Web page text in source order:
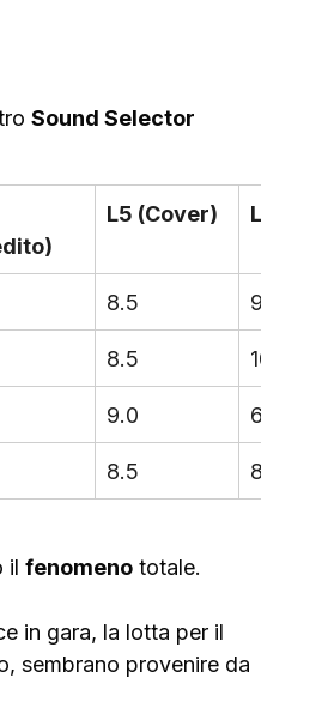
Sound Selector
L5 (Cover) L6
8.5 9.5
8.5 10.0
9.0 6.0
8.5 8.5
il fenomeno totale.
in gara, la lotta per il
sembrano provenire da